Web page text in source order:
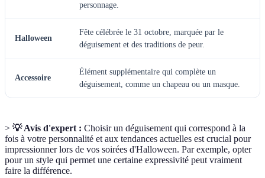
personnage.
Halloween
Fête célébrée le 31 octobre, marquée par le
déguisement et des traditions de peur.
Accessoire
Élément supplémentaire qui complète un
déguisement, comme un chapeau ou un masque.
> 💡 Avis d'expert : Choisir un déguisement qui correspond à la
fois à votre personnalité et aux tendances actuelles est crucial pour
impressionner lors de vos soirées d'Halloween. Par exemple, opter
pour un style qui permet une certaine expressivité peut vraiment
faire la différence.